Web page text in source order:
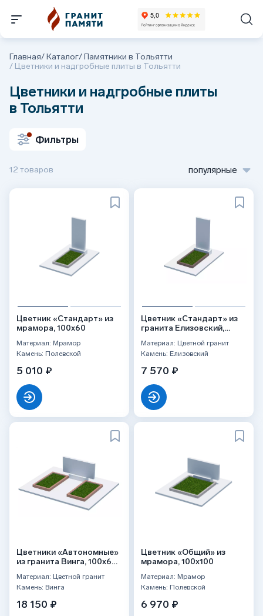
Главная/Каталог/Памятники в Тольятти
/ Цветники и надгробные плиты в Тольятти
Цветники и надгробные плиты
в Тольятти
Фильтры
12 товаров популярные
Цветник «Стандарт» из
мрамора, 100x60
Материал: Мрамор
Камень: Полевской
5 010 ₽
Цветник «Стандарт» из
гранита Елизовский,
Материал: Цветной гранит
Камень: Елизовский
7 570 ₽
Цветники «Автономные»
из гранита Винга, 100x60
Материал: Цветной гранит
Камень: Винга
18 150 ₽
Цветник «Общий» из
мрамора, 100x100
Материал: Мрамор
Камень: Полевской
6 970 ₽